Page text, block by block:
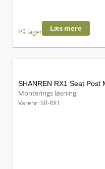
På lager Læs mere
SHANREN RX1 Seat Post
Monterings løsning
Varenr: SR-RX1